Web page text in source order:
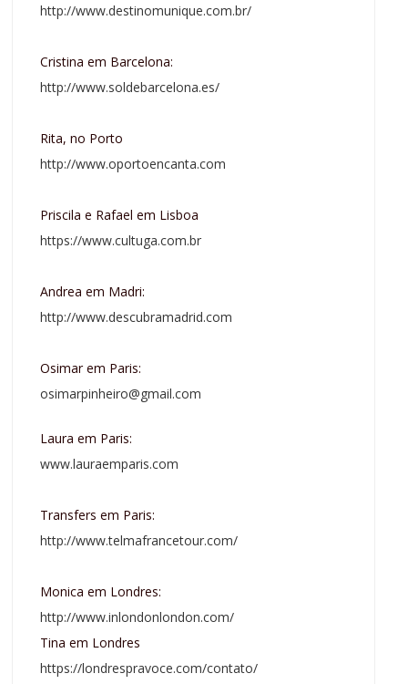
http://www.destinomunique.com.br/
Cristina em Barcelona:
http://www.soldebarcelona.es/
Rita, no Porto
http://www.oportoencanta.com
Priscila e Rafael em Lisboa
https://www.cultuga.com.br
Andrea em Madri:
http://www.descubramadrid.com
Osimar em Paris:
osimarpinheiro@gmail.com
Laura em Paris:
www.lauraemparis.com
Transfers em Paris:
http://www.telmafrancetour.com/
Monica em Londres:
http://www.inlondonlondon.com/
Tina em Londres
https://londrespravoce.com/contato/